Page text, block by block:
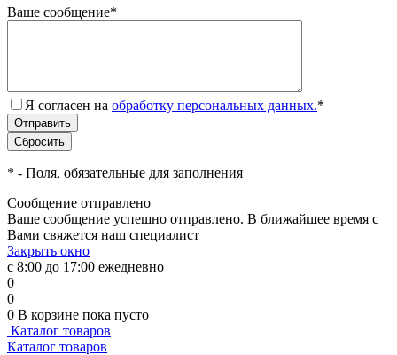
Ваше сообщение*
Я согласен на обработку персональных данных.*
* - Поля, обязательные для заполнения
Сообщение отправлено
Ваше сообщение успешно отправлено. В ближайшее время с
Вами свяжется наш специалист
Закрыть окно
с 8:00 до 17:00 ежедневно
0
0
0 В корзине пока пусто
Каталог товаров
Каталог товаров